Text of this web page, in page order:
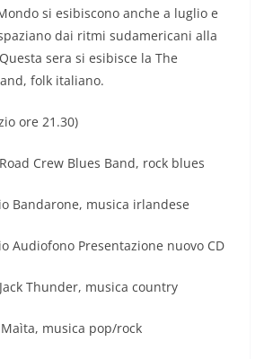
si esibiscono anche a luglio e
dai ritmi sudamericani alla
sera si esibisce la The
folk italiano.
ore 21.30)
Crew Blues Band, rock blues
Bandarone, musica irlandese
Audiofono Presentazione nuovo CD
Thunder, musica country
musica pop/rock